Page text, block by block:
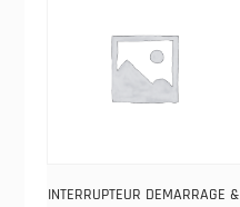
INTERRUPTEUR DEMARRAGE &